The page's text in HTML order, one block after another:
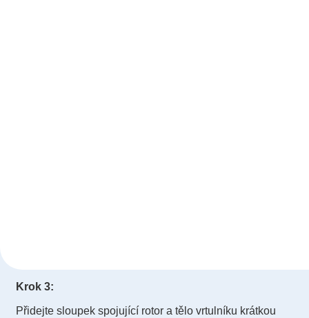
Krok 3:
Přidejte sloupek spojující rotor a tělo vrtulníku krátkou